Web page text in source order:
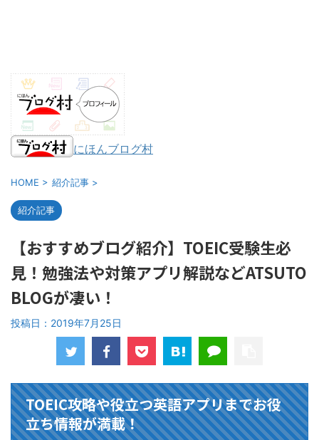
にほんブログ村
HOME > 紹介記事 >
紹介記事
【おすすめブログ紹介】TOEIC受験生必
見！勉強法や対策アプリ解説などATSUTO
BLOGが凄い！
投稿日： 2019年7月25日
TOEIC攻略や役立つ英語アプリまでお役
立ち情報が満載！